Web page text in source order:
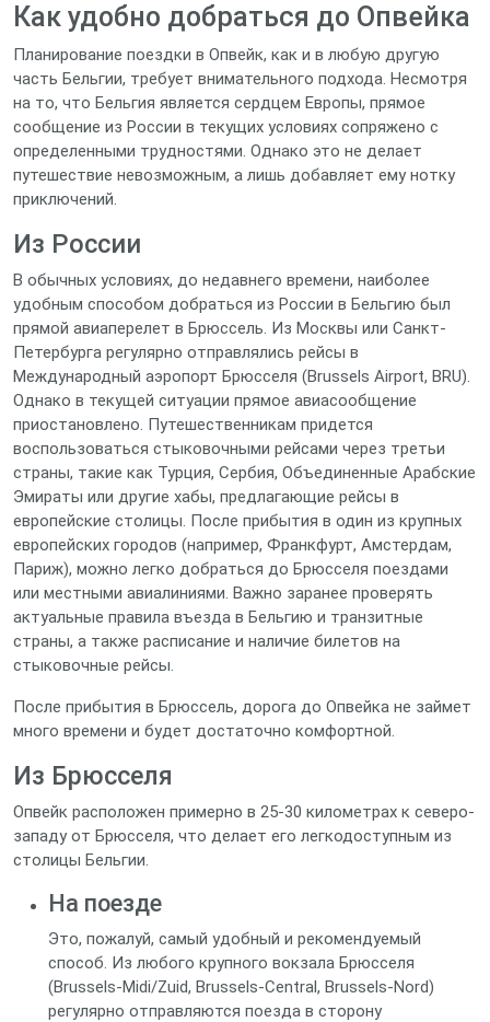
Как удобно добраться до Опвейка
Планирование поездки в Опвейк, как и в любую другую
часть Бельгии, требует внимательного подхода. Несмотря
на то, что Бельгия является сердцем Европы, прямое
сообщение из России в текущих условиях сопряжено с
определенными трудностями. Однако это не делает
путешествие невозможным, а лишь добавляет ему нотку
приключений.
Из России
В обычных условиях, до недавнего времени, наиболее
удобным способом добраться из России в Бельгию был
прямой авиаперелет в Брюссель. Из Москвы или Санкт-
Петербурга регулярно отправлялись рейсы в
Международный аэропорт Брюсселя (Brussels Airport, BRU).
Однако в текущей ситуации прямое авиасообщение
приостановлено. Путешественникам придется
воспользоваться стыковочными рейсами через третьи
страны, такие как Турция, Сербия, Объединенные Арабские
Эмираты или другие хабы, предлагающие рейсы в
европейские столицы. После прибытия в один из крупных
европейских городов (например, Франкфурт, Амстердам,
Париж), можно легко добраться до Брюсселя поездами
или местными авиалиниями. Важно заранее проверять
актуальные правила въезда в Бельгию и транзитные
страны, а также расписание и наличие билетов на
стыковочные рейсы.
После прибытия в Брюссель, дорога до Опвейка не займет
много времени и будет достаточно комфортной.
Из Брюсселя
Опвейк расположен примерно в 25-30 километрах к северо-
западу от Брюсселя, что делает его легкодоступным из
столицы Бельгии.
На поезде
Это, пожалуй, самый удобный и рекомендуемый
способ. Из любого крупного вокзала Брюсселя
(Brussels-Midi/Zuid, Brussels-Central, Brussels-Nord)
регулярно отправляются поезда в сторону